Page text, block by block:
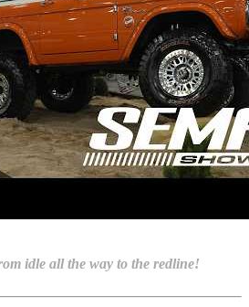
idle all the way to the redline!